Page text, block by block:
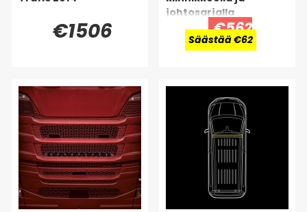
€1506
johtosarjalla
€562
Säästää €62